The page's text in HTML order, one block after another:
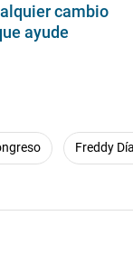
cambio
ayude
Freddy